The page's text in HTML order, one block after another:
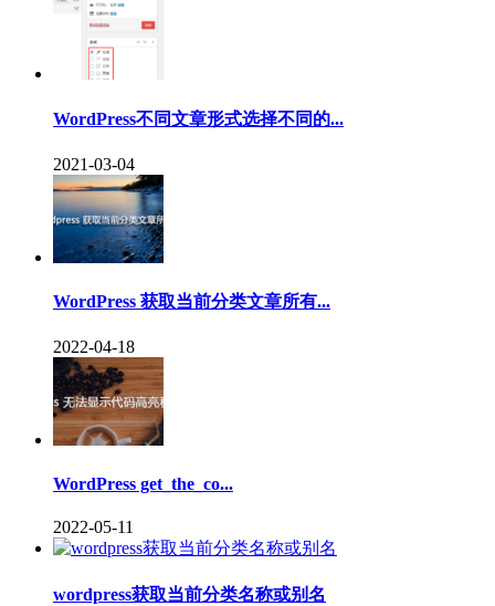
WordPress不同文章形式选择不同的...
2021-03-04
WordPress 获取当前分类文章所有...
2022-04-18
WordPress get_the_co...
2022-05-11
wordpress获取当前分类名称或别名